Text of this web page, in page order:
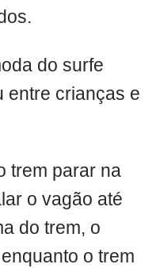
do surfe
entre crianças e
trem parar na
o vagão até
do trem, o
o trem